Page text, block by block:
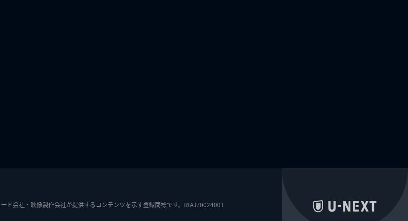
ド会社・映像製作会社が提供するコンテンツを示す登録商標です。RIAJ70024001